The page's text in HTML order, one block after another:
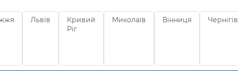
Львів
Кривий
Ріг
Миколаїв Вінниця Чернігів